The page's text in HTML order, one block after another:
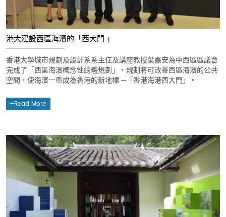
港大建設西區海濱的「西大門 」
香港大學城市規劃及設計系系主任及講座教授葉嘉安為中西區區議會
完成了「西區海濱概念性總體規劃」，規劃將可改善西區海濱的公共
空間，使海濱一帶成為香港的新地標 ─「香港海港西大門」。
Read More